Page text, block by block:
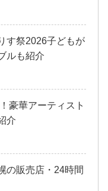
す祭2026子どもが
ルも紹介
豪華アーティスト
介
の販売店・24時間